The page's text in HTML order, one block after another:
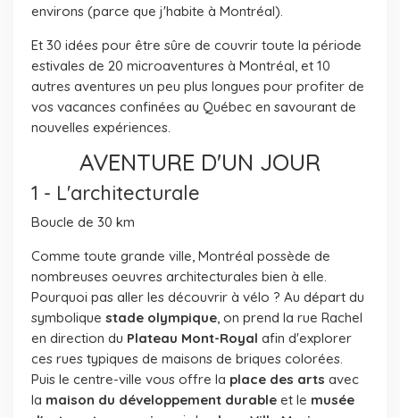
environs (parce que j'habite à Montréal).
Et 30 idées pour être sûre de couvrir toute la période
estivales de 20 microaventures à Montréal, et 10
autres aventures un peu plus longues pour profiter de
vos vacances confinées au Québec en savourant de
nouvelles expériences.
AVENTURE D'UN JOUR
1 - L'architecturale
Boucle de 30 km
Comme toute grande ville, Montréal possède de
nombreuses oeuvres architecturales bien à elle.
Pourquoi pas aller les découvrir à vélo ? Au départ du
symbolique stade olympique, on prend la rue Rachel
en direction du Plateau Mont-Royal afin d'explorer
ces rues typiques de maisons de briques colorées.
Puis le centre-ville vous offre la place des arts avec
la maison du développement durable et le musée